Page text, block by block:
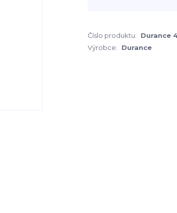
Číslo produktu: Durance
Výrobce:
Durance